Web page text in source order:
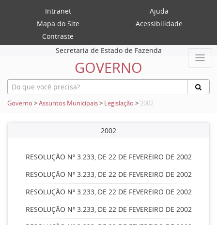
Intranet
Ajuda
Mapa do Site
Acessibilidade
Contraste
Secretaria de Estado de Fazenda
GOVERNO
Governo >Assuntos Municipais> Legislação > 2002
2002
RESOLUÇÃO Nº 3.233, DE 22 DE FEVEREIRO DE 2002
RESOLUÇÃO Nº 3.233, DE 22 DE FEVEREIRO DE 2002
RESOLUÇÃO Nº 3.233, DE 22 DE FEVEREIRO DE 2002
RESOLUÇÃO Nº 3.233, DE 22 DE FEVEREIRO DE 2002